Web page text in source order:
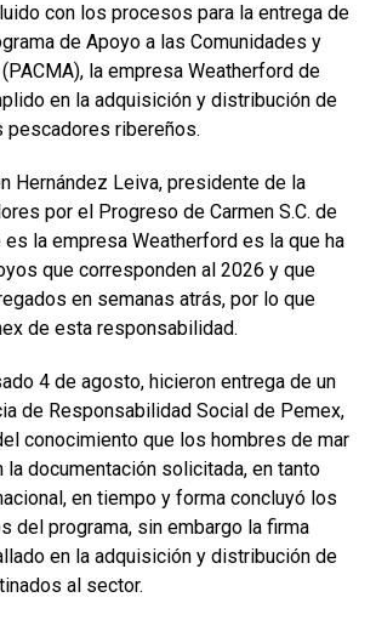
con los procesos para la entrega de
de Apoyo a las Comunidades y
la empresa Weatherford de
en la adquisición y distribución de
pescadores ribereños.
Hernández Leiva, presidente de la
por el Progreso de Carmen S.C. de
es la empresa Weatherford es la que ha
que corresponden al 2026 y que
en semanas atrás, por lo que
de esta responsabilidad.
4 de agosto, hicieron entrega de un
de Responsabilidad Social de Pemex,
conocimiento que los hombres de mar
la documentación solicitada, en tanto
en tiempo y forma concluyó los
del programa, sin embargo la firma
en la adquisición y distribución de
al sector.